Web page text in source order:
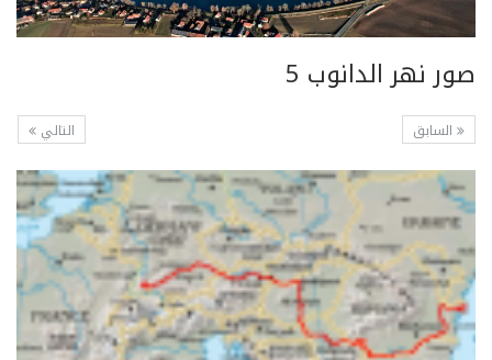
صور نهر الدانوب 5
التالي السابق